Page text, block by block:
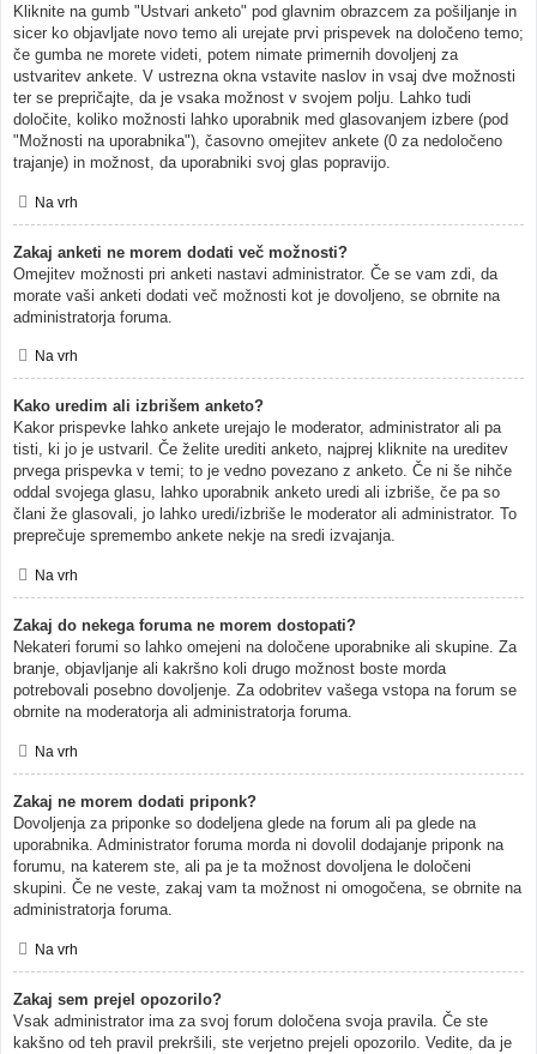
Kliknite na gumb "Ustvari anketo" pod glavnim obrazcem za pošiljanje in
sicer ko objavljate novo temo ali urejate prvi prispevek na določeno temo;
če gumba ne morete videti, potem nimate primernih dovoljenj za
ustvaritev ankete. V ustrezna okna vstavite naslov in vsaj dve možnosti
ter se prepričajte, da je vsaka možnost v svojem polju. Lahko tudi
določite, koliko možnosti lahko uporabnik med glasovanjem izbere (pod
"Možnosti na uporabnika"), časovno omejitev ankete (0 za nedoločeno
trajanje) in možnost, da uporabniki svoj glas popravijo.
Na vrh
Zakaj anketi ne morem dodati več možnosti?
Omejitev možnosti pri anketi nastavi administrator. Če se vam zdi, da
morate vaši anketi dodati več možnosti kot je dovoljeno, se obrnite na
administratorja foruma.
Na vrh
Kako uredim ali izbrišem anketo?
Kakor prispevke lahko ankete urejajo le moderator, administrator ali pa
tisti, ki jo je ustvaril. Če želite urediti anketo, najprej kliknite na ureditev
prvega prispevka v temi; to je vedno povezano z anketo. Če ni še nihče
oddal svojega glasu, lahko uporabnik anketo uredi ali izbriše, če pa so
člani že glasovali, jo lahko uredi/izbriše le moderator ali administrator. To
preprečuje spremembo ankete nekje na sredi izvajanja.
Na vrh
Zakaj do nekega foruma ne morem dostopati?
Nekateri forumi so lahko omejeni na določene uporabnike ali skupine. Za
branje, objavljanje ali kakršno koli drugo možnost boste morda
potrebovali posebno dovoljenje. Za odobritev vašega vstopa na forum se
obrnite na moderatorja ali administratorja foruma.
Na vrh
Zakaj ne morem dodati priponk?
Dovoljenja za priponke so dodeljena glede na forum ali pa glede na
uporabnika. Administrator foruma morda ni dovolil dodajanje priponk na
forumu, na katerem ste, ali pa je ta možnost dovoljena le določeni
skupini. Če ne veste, zakaj vam ta možnost ni omogočena, se obrnite na
administratorja foruma.
Na vrh
Zakaj sem prejel opozorilo?
Vsak administrator ima za svoj forum določena svoja pravila. Če ste
kakšno od teh pravil prekršili, ste verjetno prejeli opozorilo. Vedite, da je